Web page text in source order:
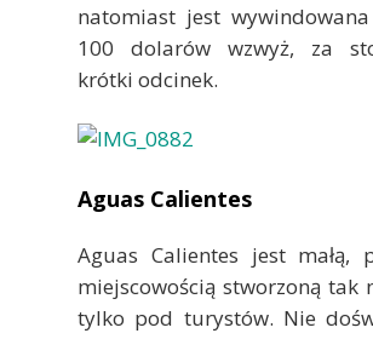
natomiast jest
100 dolarów wzwyż, za
krótki odcinek.
Aguas Calientes
Aguas Calientes jest małą,
miejscowością stworzoną tak
tylko pod turystów. Nie